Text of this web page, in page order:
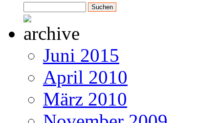
Juni 2015
April 2010
März 2010